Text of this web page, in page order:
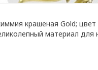
крашеная Gold; цвет
материал для